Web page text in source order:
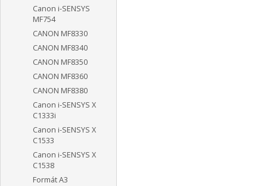
Canon i-SENSYS
MF754
CANON MF8330
CANON MF8340
CANON MF8350
CANON MF8360
CANON MF8380
Canon i-SENSYS X
C1333i
Canon i-SENSYS X
C1533
Canon i-SENSYS X
C1538
Formát A3